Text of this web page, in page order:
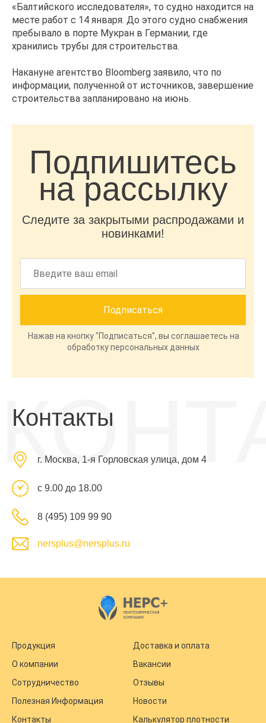
«Балтийского исследователя», то судно находится на
месте работ с 14 января. До этого судно снабжения
пребывало в порте Мукран в Германии, где
хранились трубы для строительства.
Накануне агентство Bloomberg заявило, что по
информации, полученной от источников, завершение
строительства запланировано на июнь.
Подпишитесь
на рассылку
Следите за закрытыми распродажами и
новинками!
Нажав на кнопку "Подписаться", вы соглашаетесь на
обработку персональных данных
Контакты
г. Москва, 1-я Горловская улица, дом 4
с 9.00 до 18.00
8 (495) 109 99 90
nersplus@nersplus.ru
Продукция
Доставка и оплата
О компании
Вакансии
Сотрудничество
Отзывы
Полезная Информация
Новости
Контакты
Калькулятор плотности